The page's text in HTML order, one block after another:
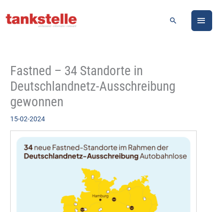
Inhalt
Suchen
Fastned – 34 Standorte in
Deutschlandnetz-Ausschreibung
gewonnen
15-02-2024